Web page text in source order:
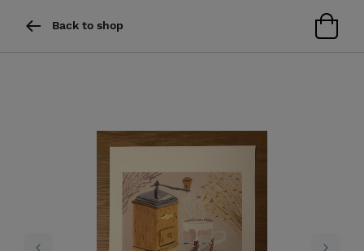
Back to shop